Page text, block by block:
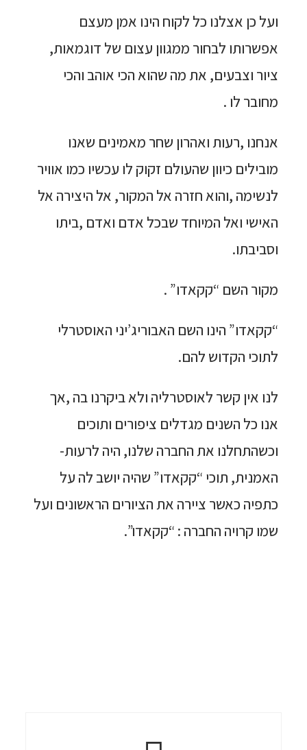
ועל כן אצלנו כל לקוח הינו אמן מעצם
אפשרותו לבחור ממגוון עצום של דוגמאות,
ציור וצבעים, את מה שהוא הכי אוהב והכי
מחובר לו .
אנחנו ,רעות ואהרון שחר מאמינים שאנו
מובילים כיוון שהעולם זקוק לו עכשיו כמו אוויר
לנשימה ,והוא חזרה אל המקור, אל היצירה אל
האישי ואל המיוחד שבכל אדם ואדם ,ביתו
וסביבתו.
מקור השם “קקאדו” .
“קקאדו” הינו השם האבוריג’יני האוסטרלי
לתוכי הקדוש להם.
לנו אין קשר לאוסטרליה ולא ביקרנו בה ,אך
אנו כל השנים מגדלים ציפורים ותוכים
וכשהתחלנו את החברה שלנו, היה לרעות-
האמנית, תוכי “קקאדו” שהיה יושב לה על
כתפיה כאשר ציירה את הציורים הראשונים ועל
שמו קרויה החברה : “קקאדו”.